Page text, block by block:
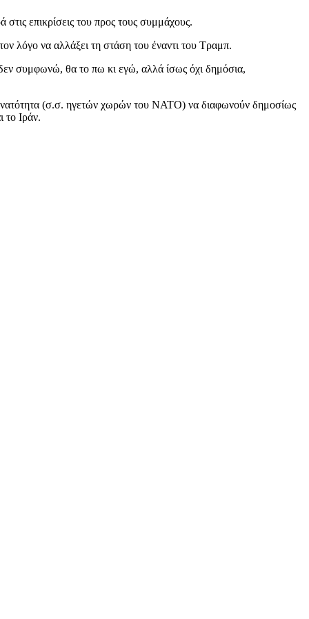
επικρίσεις του προς τους συμμάχους.
λόγο να αλλάξει τη στάση του έναντι του Τραμπ.
συμφωνώ, θα το πω κι εγώ, αλλά ίσως όχι δημόσια,
(σ.σ. ηγετών χωρών του ΝΑΤΟ) να διαφωνούν δημοσίως
το Ιράν.